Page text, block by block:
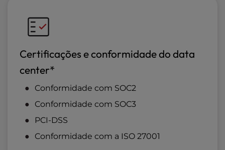
Certificações e conformidade do data
center*
Conformidade com SOC2
Conformidade com SOC3
PCI-DSS
Conformidade com a ISO 27001